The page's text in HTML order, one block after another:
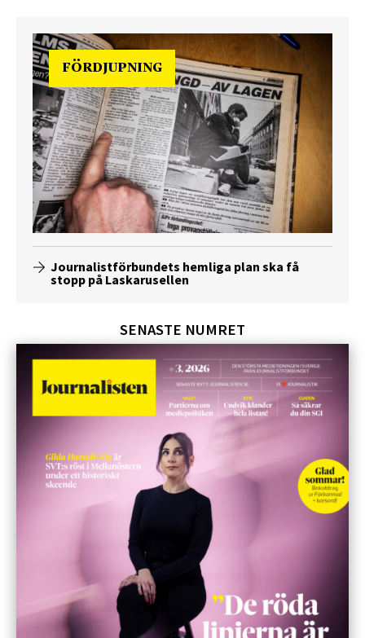
FÖRDJUPNING
Journalistförbundets hemliga plan ska få
stopp på Laskarusellen
SENASTE NUMRET